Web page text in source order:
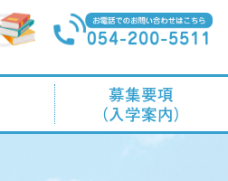
募集要項
（入学案内）